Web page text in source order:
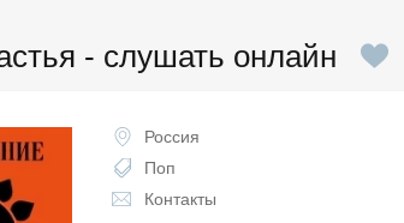
- слушать онлайн
Россия
Поп
Контакты